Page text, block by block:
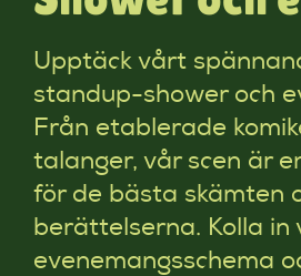
Upptäck vårt
standup-shower och
Från etablerade
talanger, vår scen är
för de bästa skämten
berättelserna. Kolla in
evenemangsschema